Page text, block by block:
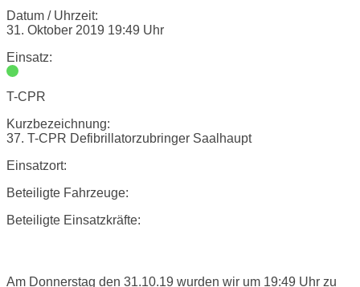
Datum / Uhrzeit:
31. Oktober 2019 19:49 Uhr
Einsatz:
T-CPR
Kurzbezeichnung:
37. T-CPR Defibrillatorzubringer Saalhaupt
Einsatzort:
Beteiligte Fahrzeuge:
Beteiligte Einsatzkräfte:
Am Donnerstag den 31.10.19 wurden wir um 19:49 Uhr zu